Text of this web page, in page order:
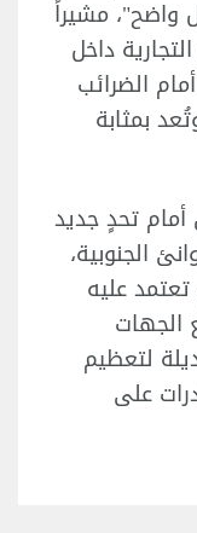
واضح"، مشيراً
التجارية داخل
الضرائب
بمثابة
تحدٍ جديد
الجنوبية،
عليه
دفع الجهات
لتعظيم
على